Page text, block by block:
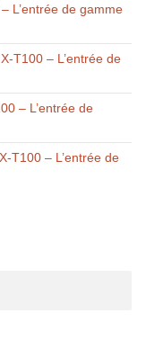
L’entrée de gamme
T100 – L’entrée de
– L’entrée de
T100 – L’entrée de